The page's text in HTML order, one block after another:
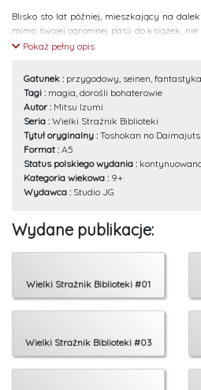
Blisko sto lat później, mieszkający na
mimo swojej ogromnej pasji do książek,
Jest sierotą, a na dodatek półelfem, więc
przychodzi mu Sedona, władająca magią
która akurat odwiedza miasto. Jednak
z dzielnicy nędzarzy, nie spełnia się.
książką i obietnicą, której ten przysięga
epicka opowieść o magu, który odmieni losy
Pokaż pełny opis
Gatunek : przygodowy, seinen, fantastyka
Tagi : magia, dorośli bohaterowie
Autor : Mitsu Izumi
Seria : Wielki Strażnik Biblioteki
Tytuł oryginalny : Toshokan no
Format : A5
Status polskiego wydania :
Kategoria wiekowa : 9+
Wydawca : Studio JG
Wydane publikacje:
Wielki Strażnik Biblioteki #01
Wielki Strażnik Biblioteki #03